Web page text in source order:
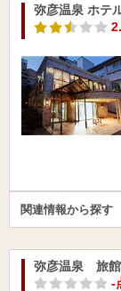
弥彦温泉 ホテ
関連情報から探す
弥彦温泉 旅
-